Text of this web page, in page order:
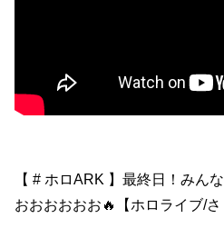
【 # ホロARK 】最終日！みん
おおおおおお🔥【ホロライブ/さ